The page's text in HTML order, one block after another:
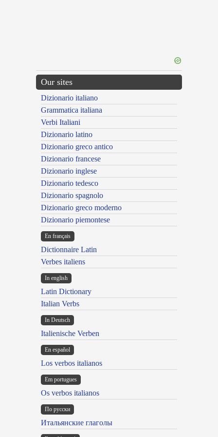
Our sites
Dizionario italiano
Grammatica italiana
Verbi Italiani
Dizionario latino
Dizionario greco antico
Dizionario francese
Dizionario inglese
Dizionario tedesco
Dizionario spagnolo
Dizionario greco moderno
Dizionario piemontese
En français
Dictionnaire Latin
Verbes italiens
In english
Latin Dictionary
Italian Verbs
In Deutsch
Italienische Verben
En español
Los verbos italianos
Em portugues
Os verbos italianos
По русски
Итальянские глаголы